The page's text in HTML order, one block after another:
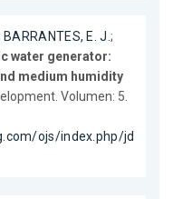
BARRANTES, E. J.;
water generator:
medium humidity
Volumen: 5.
ojs/index.php/jd